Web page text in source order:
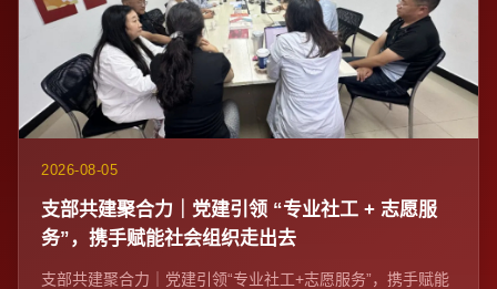
2026-08-05
支部共建聚合力｜党建引领 “专业社工 + 志愿服
务”，携手赋能社会组织走出去
支部共建聚合力｜党建引领“专业社工+志愿服务”，携手赋能